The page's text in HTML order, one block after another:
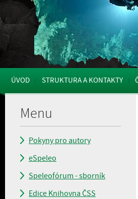
ÚVOD STRUKTURA A KONTAKTY
Menu
Pokyny pro autory
eSpeleo
Speleofórum - sborník
Edice Knihovna ČSS